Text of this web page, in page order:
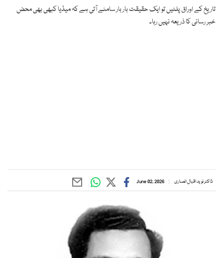
تاریخ کے اوراق پلٹیں تو ایک حقیقت بار بار سامنے آتی ہے کہ میڈیا کبھی بھی محض
خبر رسانی کا ذریعہ نہیں رہا۔
ڈاکٹر نوید اقبال انصاری June 02, 2026